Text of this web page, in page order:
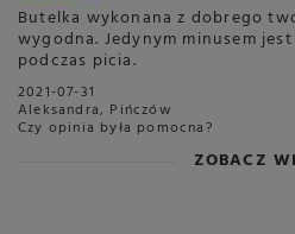
Butelka wykonana z dobrego
wygodna. Jedynym minusem
podczas picia.
2021-07-31
Aleksandra, Pińczów
Czy opinia była pomocna?
ZOBACZ